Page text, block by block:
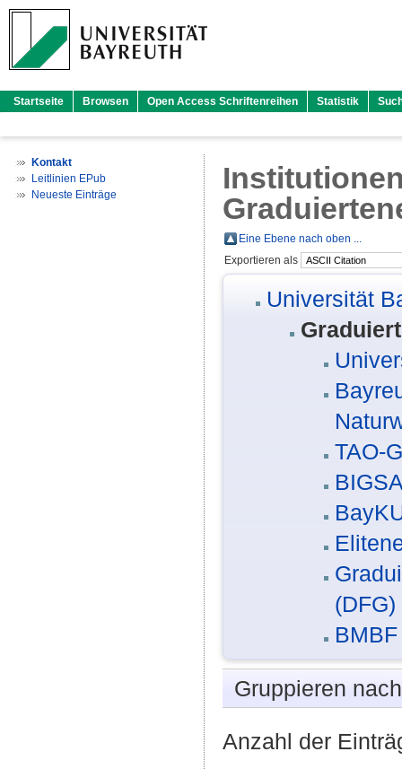
Startseite Browsen Open Access Schriftenreihen Statistik
Kontakt
Leitlinien EPub
Neueste Einträge
Eine Ebene nach oben ...
Exportieren als
Universität
TAO-
(DFG)
Gruppieren
Anzahl der